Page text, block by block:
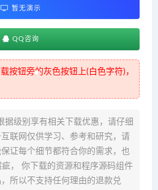
暂无演示
QQ咨询
按钮旁的灰色按钮上(白色字符)，
据级别享有相关下载优惠，请仔细
联网仅供学习、参考和研究，请
证每个细节都符合你的需求，也
， 你下载的资源和程序源码组件
所以不支持任何理由的退款兑